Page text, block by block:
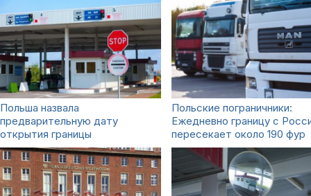
Польша назвала
предварительную дату
открытия границы
Польские пограничники:
Ежедневно границу с
пересекает около 190 фур